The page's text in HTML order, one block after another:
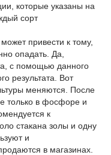
которые указаны на
сорт
привести к тому,
опадать. Да,
с помощью данного
результата. Вот
меняются. После
только в фосфоре и
к
стакана золы и одну
и
в магазинах.